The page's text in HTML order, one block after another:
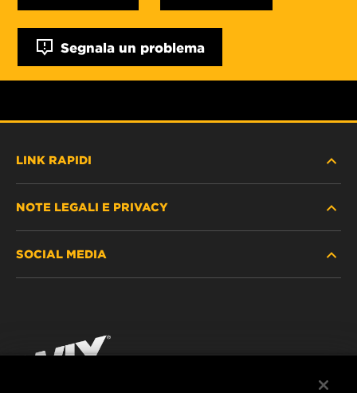
Segnala un problema
LINK RAPIDI
DOVE ACQUISTARE
CONTATTACI
NOTE LEGALI E PRIVACY
IMPRESSUM
SOCIAL MEDIA
YouTube